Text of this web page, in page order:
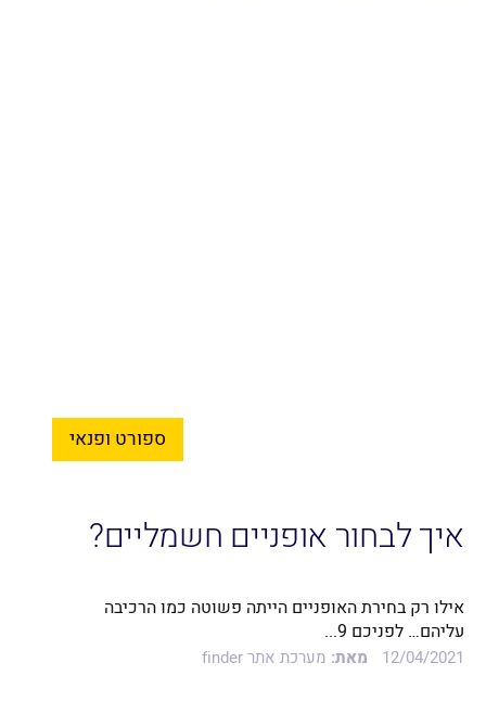
ספורט ופנאי
איך לבחור אופניים חשמליים?
אילו רק בחירת האופניים הייתה פשוטה כמו הרכיבה
עליהם… לפניכם 9...
12/04/2021 מאת: מערכת אתר finder